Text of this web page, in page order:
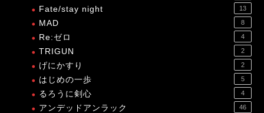
Fate/stay night 13
MAD 8
Re:ゼロ 4
TRIGUN 2
げにかすり 2
はじめの一歩 5
るろうに剣心 4
アンデッドアンラック 46